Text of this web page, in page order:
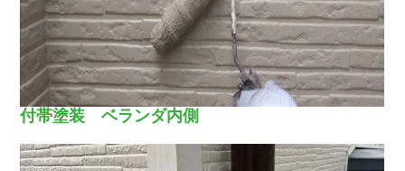
付帯塗装 ベランダ内側